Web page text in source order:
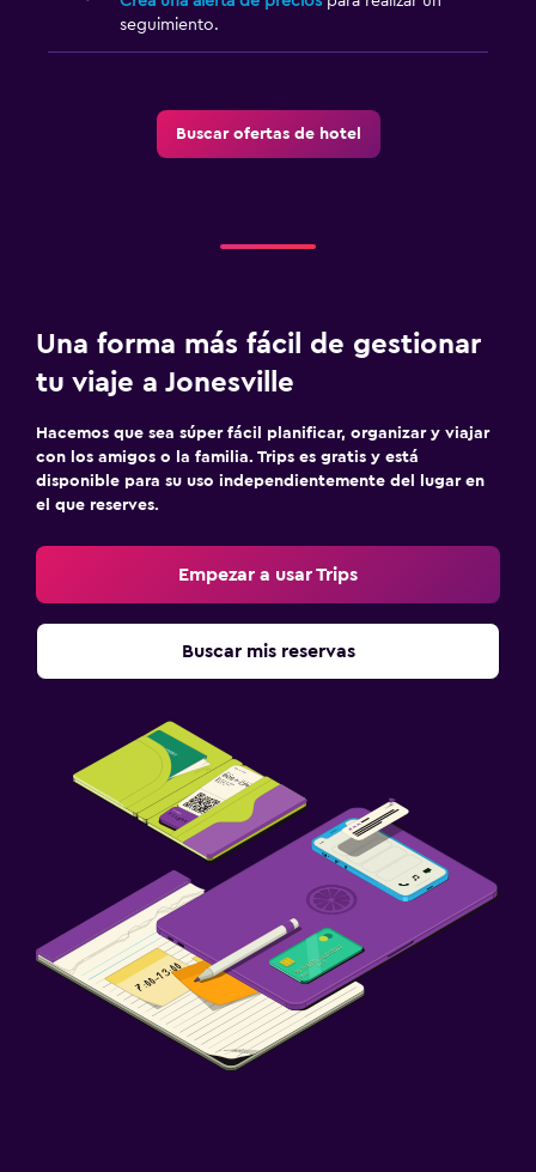
seguimiento.
Buscar ofertas de hotel
Una forma más fácil de gestionar
tu viaje a Jonesville
Hacemos que sea súper fácil planificar, organizar y viajar
con los amigos o la familia. Trips es gratis y está
disponible para su uso independientemente del lugar en
el que reserves.
Empezar a usar Trips
Buscar mis reservas